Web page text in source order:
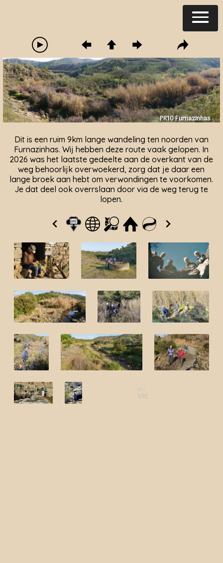
PR10 Furnazinhas
Dit is een ruim 9km lange wandeling ten noorden van
Furnazinhas. Wij hebben deze route vaak gelopen. In
2026 was het laatste gedeelte aan de overkant van de
weg behoorlijk overwoekerd, zorg dat je daar een
lange broek aan hebt om verwondingen te voorkomen.
Je dat deel ook overrslaan door via de weg terug te
lopen.